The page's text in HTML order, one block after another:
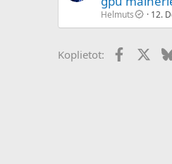
Helmuts 12.
Koplietot: Facebook
X